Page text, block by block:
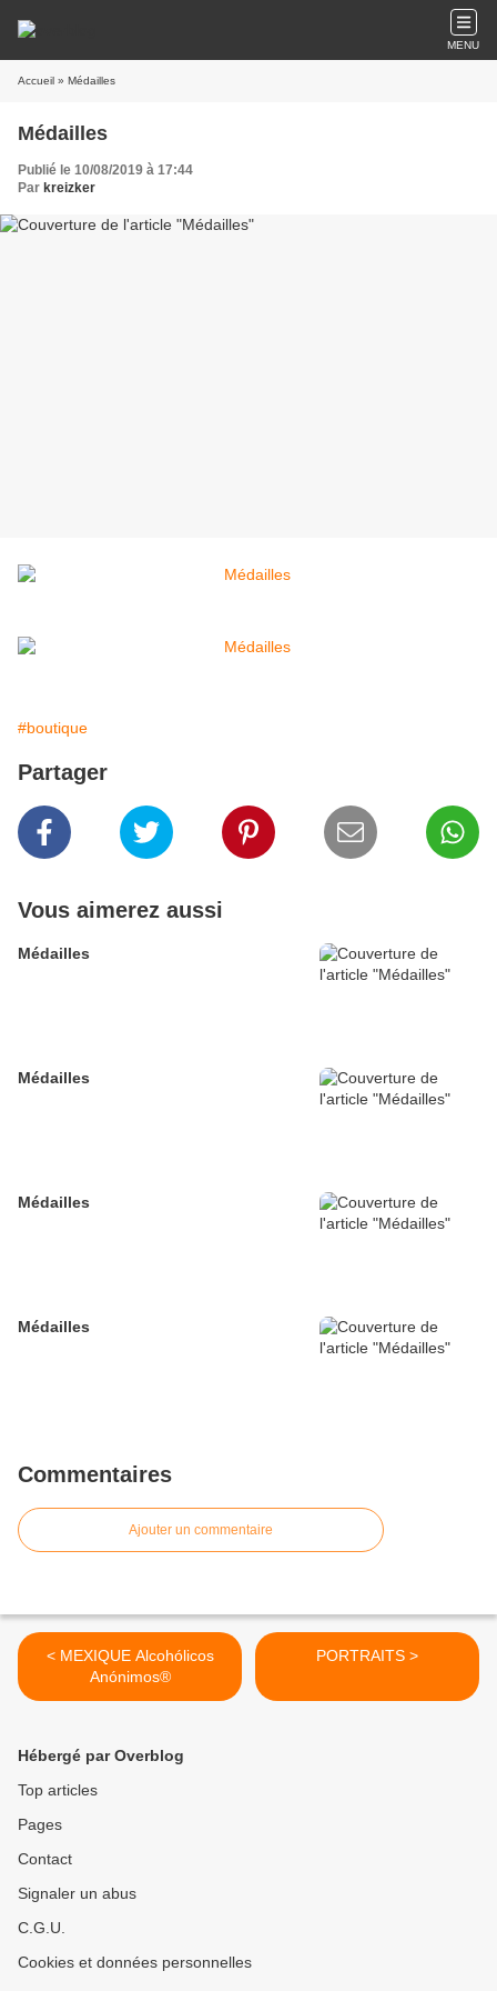
MENU
Accueil » Médailles
Médailles
Publié le 10/08/2019 à 17:44
Par kreizker
#boutique
Partager
Vous aimerez aussi
Médailles
Médailles
Médailles
Médailles
Commentaires
Ajouter un commentaire
< MEXIQUE Alcohólicos
Anónimos®
PORTRAITS >
Hébergé par Overblog
Top articles
Pages
Contact
Signaler un abus
C.G.U.
Cookies et données personnelles